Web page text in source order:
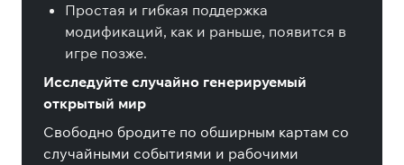
Простая и гибкая поддержка
модификаций, как и раньше, появится в
игре позже.
Исследуйте случайно генерируемый
открытый мир
Свободно бродите по обширным картам со
случайными событиями и рабочими